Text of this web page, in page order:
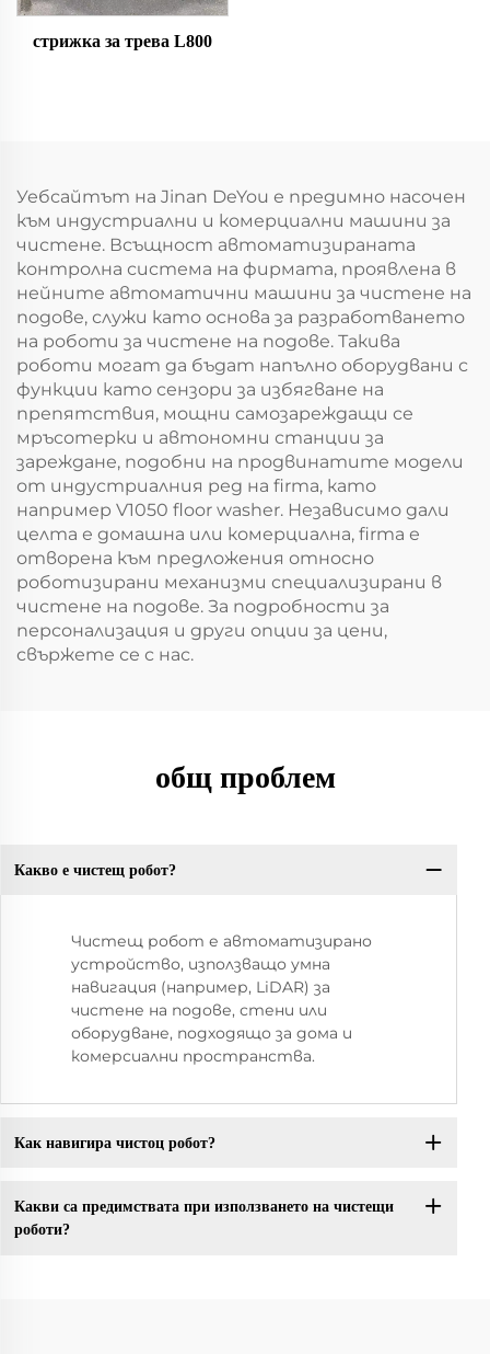
стрижка за трева L800
Уебсайтът на Jinan DeYou е предимно насочен
към индустриални и комерциални машини за
чистене. Всъщност автоматизираната
контролна система на фирмата, проявлена в
нейните автоматични машини за чистене на
подове, служи като основа за разработването
на роботи за чистене на подове. Такива
роботи могат да бъдат напълно оборудвани с
функции като сензори за избягване на
препятствия, мощни самозареждащи се
мръсотерки и автономни станции за
зареждане, подобни на продвинатите модели
от индустриалния ред на firma, като
например V1050 floor washer. Независимо дали
целта е домашна или комерциална, firma е
отворена към предложения относно
роботизирани механизми специализирани в
чистене на подове. За подробности за
персонализация и други опции за цени,
свържете се с нас.
общ проблем
Какво е чистещ робот?
Чистещ робот е автоматизирано
устройство, използващо умна
навигация (например, LiDAR) за
чистене на подове, стени или
оборудване, подходящо за дома и
комерсиални пространства.
Как навигира чистоц робот?
Какви са предимствата при използването на чистещи
роботи?